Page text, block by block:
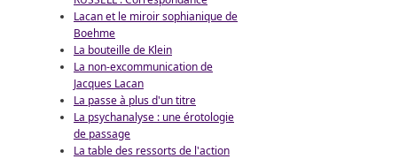
Lacan et le miroir sophianique de
Boehme
La bouteille de Klein
La non-excommunication de
Jacques Lacan
La passe à plus d'un titre
La psychanalyse : une érotologie
de passage
La table des ressorts de l'action